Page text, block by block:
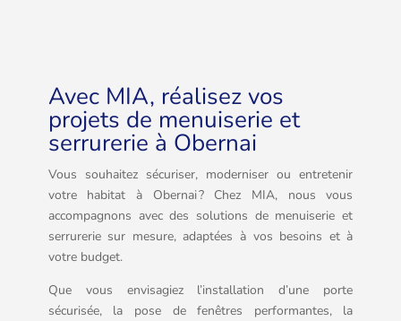
Avec MIA, réalisez vos
projets de menuiserie et
serrurerie à Obernai
Vous souhaitez sécuriser, moderniser ou entretenir
votre habitat à Obernai ? Chez MIA, nous vous
accompagnons avec des solutions de menuiserie et
serrurerie sur mesure, adaptées à vos besoins et à
votre budget.
Que vous envisagiez l’installation d’une porte
sécurisée, la pose de fenêtres performantes, la